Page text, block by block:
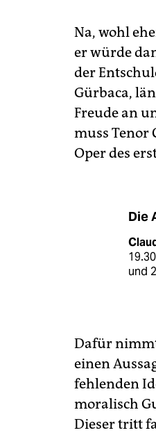
Na, wohl
er würde
der
Gürbaca,
Freude an
muss Tenor
Oper des
Die
und
Dafür
einen
fehlenden
moralisch
Dieser tritt